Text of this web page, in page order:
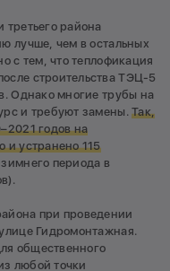
третьего района
лучше, чем в остальных
с тем, что теплофикация
строительства ТЭЦ-5
Однако многие трубы на
и требуют замены.Так,
годов на
и устранено 115
периода в
при проведении
Гидромонтажная.
общественного
любой точки